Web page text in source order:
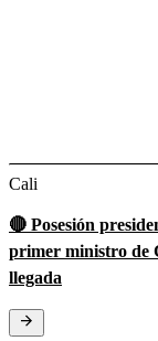
Cali
🔴 Posesión
primer ministro de
llegada